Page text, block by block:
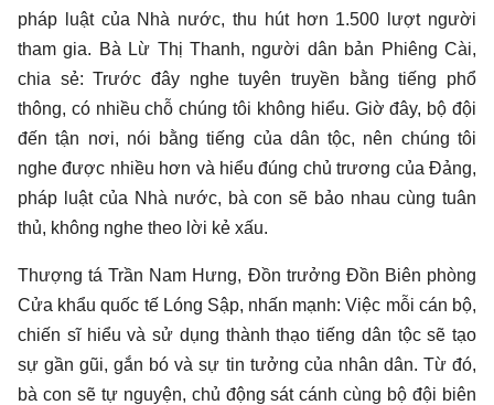
pháp luật của Nhà nước, thu hút hơn 1.500 lượt người
tham gia. Bà Lừ Thị Thanh, người dân bản Phiêng Cài,
chia sẻ: Trước đây nghe tuyên truyền bằng tiếng phổ
thông, có nhiều chỗ chúng tôi không hiểu. Giờ đây, bộ đội
đến tận nơi, nói bằng tiếng của dân tộc, nên chúng tôi
nghe được nhiều hơn và hiểu đúng chủ trương của Đảng,
pháp luật của Nhà nước, bà con sẽ bảo nhau cùng tuân
thủ, không nghe theo lời kẻ xấu.
Thượng tá Trần Nam Hưng, Đồn trưởng Đồn Biên phòng
Cửa khẩu quốc tế Lóng Sập, nhấn mạnh: Việc mỗi cán bộ,
chiến sĩ hiểu và sử dụng thành thạo tiếng dân tộc sẽ tạo
sự gần gũi, gắn bó và sự tin tưởng của nhân dân. Từ đó,
bà con sẽ tự nguyện, chủ động sát cánh cùng bộ đội biên